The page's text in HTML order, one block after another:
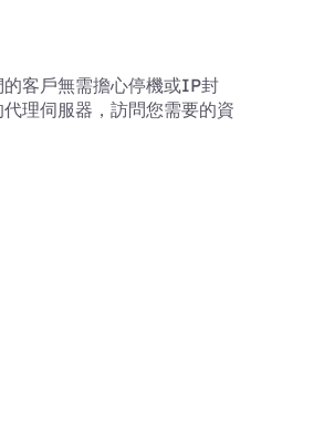
客戶無需擔心停機或IP封
理伺服器，訪問您需要的資